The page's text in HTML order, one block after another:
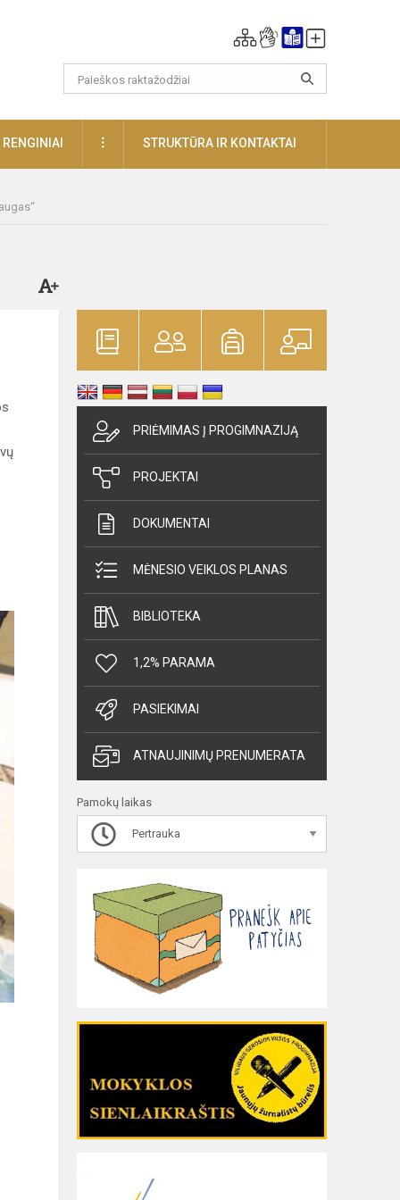
RENGINIAI DAUGIAUSTRUKTŪRA IR KONTAKTAI
PRIĖMIMAS Į PROGIMNAZIJĄ
PROJEKTAI
DOKUMENTAI
MĖNESIO VEIKLOS PLANAS
BIBLIOTEKA
1,2% PARAMA
PASIEKIMAI
ATNAUJINIMŲ PRENUMERATA
Pamokų laikas
Pertrauka